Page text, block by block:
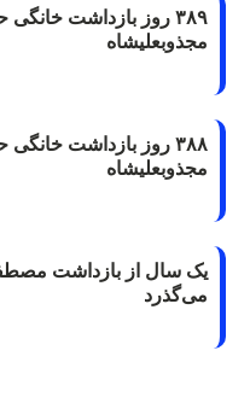
۳۸۹ روز بازداشت
مجذوبعلیشاه
۳۸۸ روز بازداشت
مجذوبعلیشاه
یک سال از بازداشت
می‌گذرد